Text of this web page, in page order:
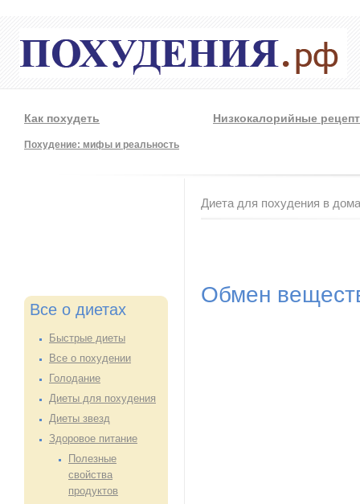
Как похудеть
Похудение: мифы и реальность
Низкокалорийные
Все о диетах
Быстрые диеты
Все о похудении
Голодание
Диеты для похудения
Диеты звезд
Здоровое питание
Полезные
свойства
продуктов
Вы здесь
Диета для похудения в
Обмен